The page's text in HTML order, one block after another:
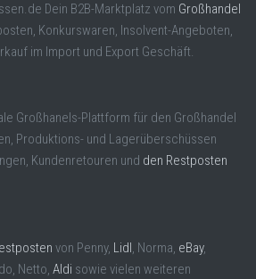
Dein B2B-Marktplatz vom Großhandel
Konkurswaren, Insolvent-Angeboten,
im Import und Export Geschäft.
Großhanels-Plattform für den Großhandel
Produktions- und Lagerüberschüssen
Kundenretouren und den Restposten
von Penny, Lidl , Norma, eBay,
Netto, Aldi sowie vielen weiteren